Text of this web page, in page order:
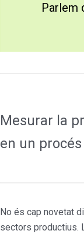
Parlem
Mesurar la
en un
No és cap novetat
sectors productius.